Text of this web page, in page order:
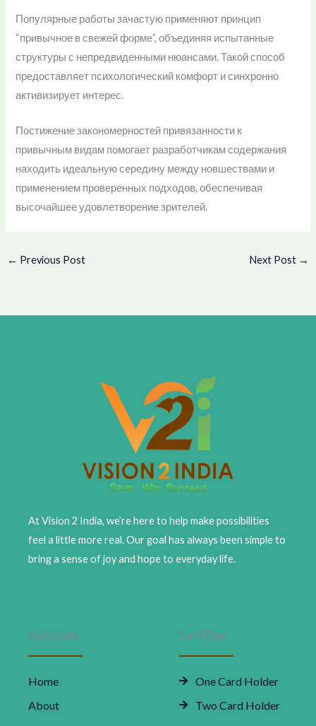
Популярные работы зачастую применяют принцип
“привычное в свежей форме”, объединяя испытанные
структуры с непредвиденными нюансами. Такой способ
предоставляет психологический комфорт и синхронно
активизирует интерес.
Постижение закономерностей привязанности к
привычным видам помогает разработчикам содержания
находить идеальную середину между новшествами и
применением проверенных подходов, обеспечивая
высочайшее удовлетворение зрителей.
← Previous Post Next Post →
At Vision 2 India, we’re here to help make possibilities
feel a little more real. Our goal has always been simple to
bring a sense of joy and hope to everyday life.
Quick Links
Home
About
Card Type
One Card Holder
Two Card Holder